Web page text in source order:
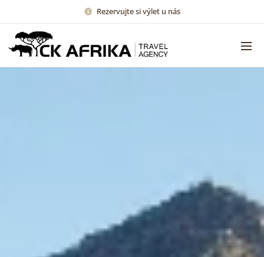
Rezervujte si výlet u nás